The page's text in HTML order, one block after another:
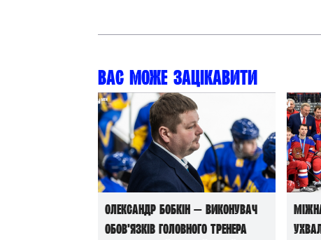
Вас може зацікавити
Олександр Бобкін — виконувач
обов’язків головного тренера